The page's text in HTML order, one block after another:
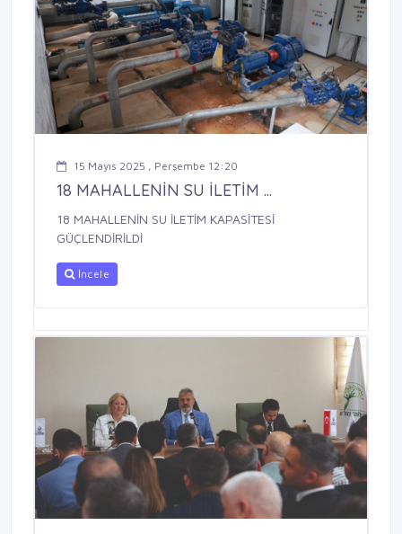
15 Mayıs 2025 , Perşembe 12:20
18 MAHALLENİN SU İLETİM ...
18 MAHALLENİN SU İLETİM KAPASİTESİ
GÜÇLENDİRİLDİ
İncele